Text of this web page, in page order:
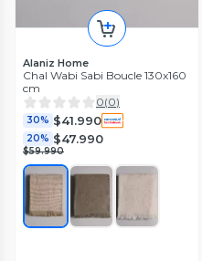
Alaniz Home
Chal Wabi Sabi Boucle 130x160
cm
0(0)
30% $41.990
20% $47.990
$59.990